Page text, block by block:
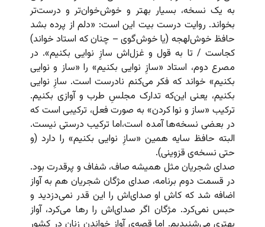
به یک نسخه، بسیار بهتر و خوش‌خوان‌تر و درست‌تر
بخواند. روایت درست بیت این است: «دلم از پرده بشد
حافظ خوش‌لهجه (یا خوش‌گوی – چنان که استاد خواند)
کجاست / تا به قول و غزل‌اش سازِ نوایی بکنیم». در
مصرع دوم، استاد «سازِ نوایی بکنیم» را «ساز و نوایی
بکنیم» خواند که فکر می‌کنم نادرست است. سازِ نوایی
بکنیم، یعنی این‌که تدارک مجلسِ طرب و آوازی بکنیم.
ترکیب «ساز و نوا کردن» به صورت فعل، ترکیبی است که
در بعضی نسخه‌ها آمده است،‌اما ترکیب درستی نیست.
البته حافظ سایه همین «سازِ نوایی بکنیم» را دارد (و
حتی نسخه‌ی قزوینی).
صدای شجریان مثل همیشه صاف، شفاف و پرقدرت بود.
در قسمت دوم برنامه، صدای مژگان شجریان هم به آواز
اضافه شد که کاش او صدای‌اش را این قدر نمی‌دزدید و
حبس نمی‌کرد. مژگان اگر صدای‌اش را رها می‌کرد، آواز